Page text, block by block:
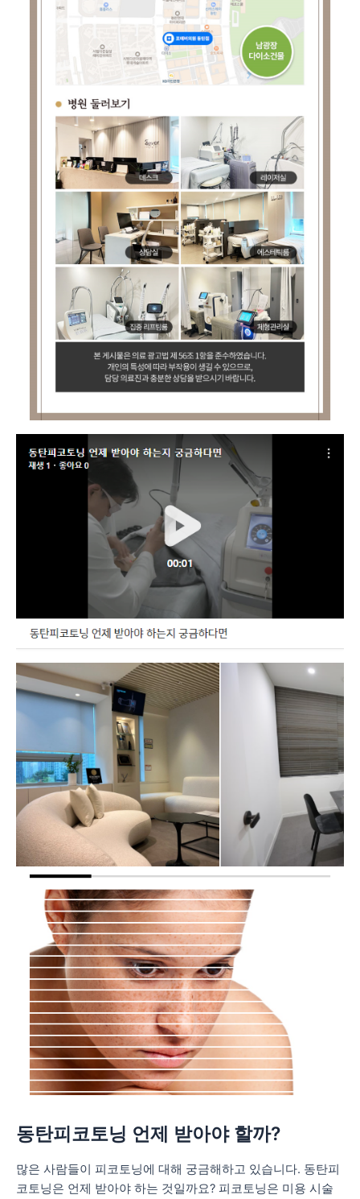
동탄피코토닝 언제 받아야 할까?
많은 사람들이 피코토닝에 대해 궁금해하고 있습니다. 동탄피
코토닝은 언제 받아야 하는 것일까요? 피코토닝은 미용 시술